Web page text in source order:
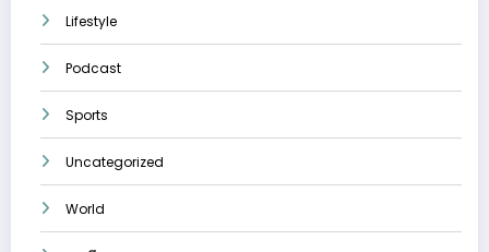
Lifestyle
Podcast
Sports
Uncategorized
World